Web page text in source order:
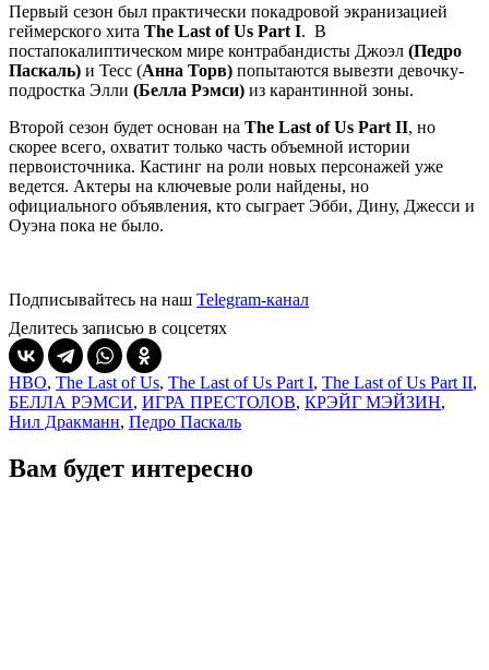
Первый сезон был практически покадровой экранизацией
геймерского хита The Last of Us Part I. В
постапокалиптическом мире контрабандисты Джоэл (Педро
Паскаль) и Тесс (Анна Торв) попытаются вывезти девочку-
подростка Элли (Белла Рэмси) из карантинной зоны.
Второй сезон будет основан на The Last of Us Part II, но
скорее всего, охватит только часть объемной истории
первоисточника. Кастинг на роли новых персонажей уже
ведется. Актеры на ключевые роли найдены, но
официального объявления, кто сыграет Эбби, Дину, Джесси и
Оуэна пока не было.
Подписывайтесь на наш Telegram-канал
Делитесь записью в соцсетях
HBO, The Last of Us, The Last of Us Part I, The Last of Us Part II,
БЕЛЛА РЭМСИ, ИГРА ПРЕСТОЛОВ, КРЭЙГ МЭЙЗИН,
Нил Дракманн, Педро Паскаль
Вам будет интересно